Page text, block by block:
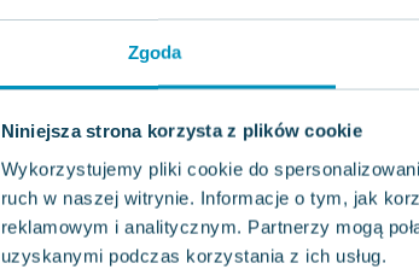
Zgoda
Niniejsza strona korzysta z plików cookie
Wykorzystujemy pliki cookie do
ruch w naszej witrynie. Informacje o tym, jak
reklamowym i analitycznym. Partnerzy mogą
uzyskanymi podczas korzystania z ich usług.
4
4
Nowa
Piąty